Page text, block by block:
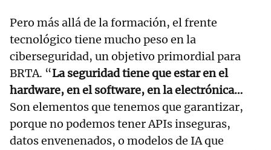
Pero más allá de la formación, el frente
tecnológico tiene mucho peso en la
ciberseguridad, un objetivo primordial para
BRTA. “La seguridad tiene que estar en el
hardware, en el software, en la electrónica…
Son elementos que tenemos que garantizar,
porque no podemos tener APIs inseguras,
datos envenenados, o modelos de IA que